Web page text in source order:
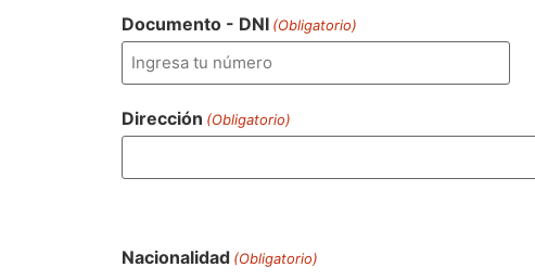
Documento - DNI (Obligatorio)
Dirección (Obligatorio)
Nacionalidad (Obligatorio)